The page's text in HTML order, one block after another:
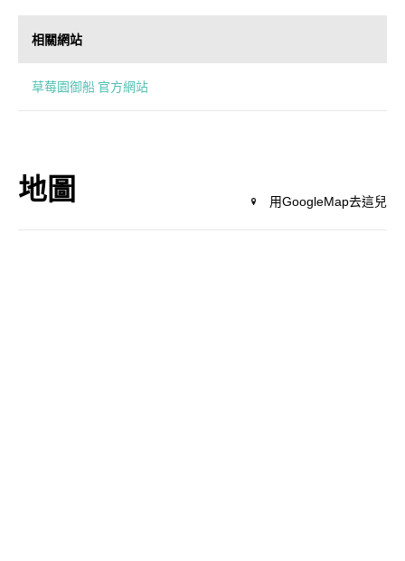
相關網站
草莓園御船 官方網站
地圖 用GoogleMap去這兒